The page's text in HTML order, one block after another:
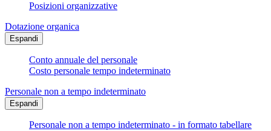
Posizioni organizzative
Dotazione organica
Espandi
Conto annuale del personale
Costo personale tempo indeterminato
Personale non a tempo indeterminato
Espandi
Personale non a tempo indeterminato - in formato tabellare